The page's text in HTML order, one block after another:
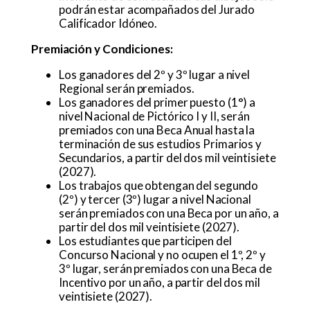
podrán estar acompañados del Jurado
Calificador Idóneo.
Premiación y Condiciones:
Los ganadores del 2º y 3º lugar a nivel
Regional serán premiados.
Los ganadores del primer puesto (1°) a
nivel Nacional de Pictórico I y II, serán
premiados con una Beca Anual hasta la
terminación de sus estudios Primarios y
Secundarios, a partir del dos mil veintisiete
(2027).
Los trabajos que obtengan del segundo
(2º) y tercer (3º) lugar a nivel Nacional
serán premiados con una Beca por un año, a
partir del dos mil veintisiete (2027).
Los estudiantes que participen del
Concurso Nacional y no ocupen el 1º, 2º y
3º lugar, serán premiados con una Beca de
Incentivo por un año, a partir del dos mil
veintisiete (2027).